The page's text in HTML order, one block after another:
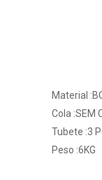
Material
Cola :SEM
Tubete :3
Peso :6KG